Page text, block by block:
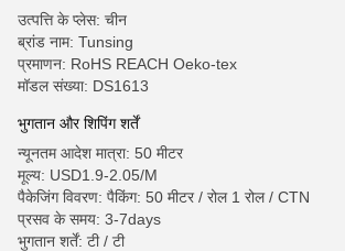
उत्पत्ति के प्लेस: चीन
ब्रांड नाम: Tunsing
प्रमाणन: RoHS REACH Oeko-tex
मॉडल संख्या: DS1613
भुगतान और शिपिंग शर्तें
न्यूनतम आदेश मात्रा: 50 मीटर
मूल्य: USD1.9-2.05/M
पैकेजिंग विवरण: पैकिंग: 50 मीटर / रोल 1 रोल / CTN
प्रसव के समय: 3-7days
भुगतान शर्तें: टी / टी